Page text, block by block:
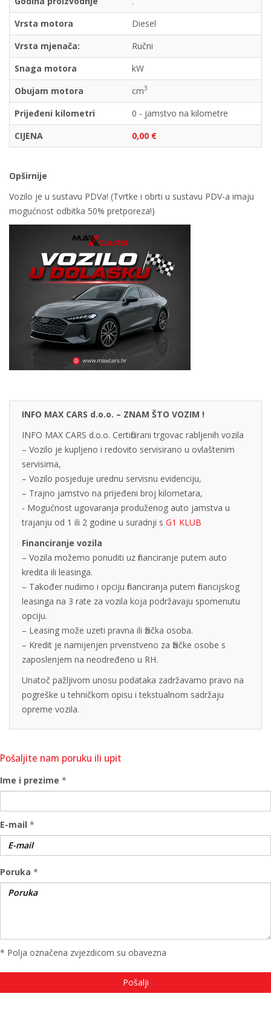
Vrsta motora
Diesel
Vrsta mjenača:
Ručni
Snaga motora
kW
Obujam motora
cm3
Prijeđeni kilometri
0 - jamstvo na kilometre
CIJENA
0,00 €
Opširnije
Vozilo je u sustavu PDVa! (Tvrtke i obrti u sustavu PDV-a imaju
mogućnost odbitka 50% pretporeza!)
INFO MAX CARS d.o.o. – ZNAM ŠTO VOZIM !
INFO MAX CARS d.o.o. Certificirani trgovac rabljenih vozila
– Vozilo je kupljeno i redovito servisirano u ovlaštenim
servisima,
– Vozilo posjeduje urednu servisnu evidenciju,
– Trajno jamstvo na prijeđeni broj kilometara,
- Mogućnost ugovaranja produženog auto jamstva u
trajanju od 1 ili 2 godine u suradnji s G1 KLUB
Financiranje vozila
– Vozila možemo ponuditi uz financiranje putem auto
kredita ili leasinga.
– Također nudimo i opciju financiranja putem financijskog
leasinga na 3 rate za vozila koja podržavaju spomenutu
opciju.
– Leasing može uzeti pravna ili fizička osoba.
– Kredit je namijenjen prvenstveno za fizičke osobe s
zaposlenjem na neodređeno u RH.
Unatoč pažljivom unosu podataka zadržavamo pravo na
pogreške u tehničkom opisu i tekstualnom sadržaju
opreme vozila.
Pošaljite nam poruku ili upit
Ime i prezime *
E-mail *
Poruka *
* Polja označena zvjezdicom su obavezna